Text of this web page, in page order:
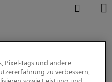
Pixel-Tags und andere
zu verbessern,